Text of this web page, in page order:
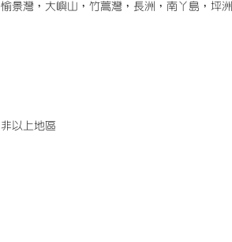
愉景灣，大嶼山，竹蒿灣，長洲，南丫島，坪洲
非以上地區